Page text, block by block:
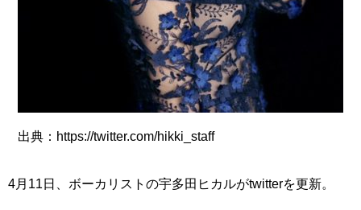
出典：https://twitter.com/hikki_staff
4月11日、ボーカリストの宇多田ヒカルがtwitterを更新。